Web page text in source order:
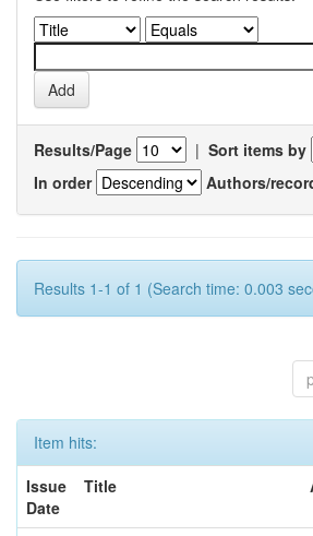
Results/Page | Sort items by
In order
Authors/
Results 1-1 of 1 (Search time: 0.003
Item hits:
Issue
Date
Title